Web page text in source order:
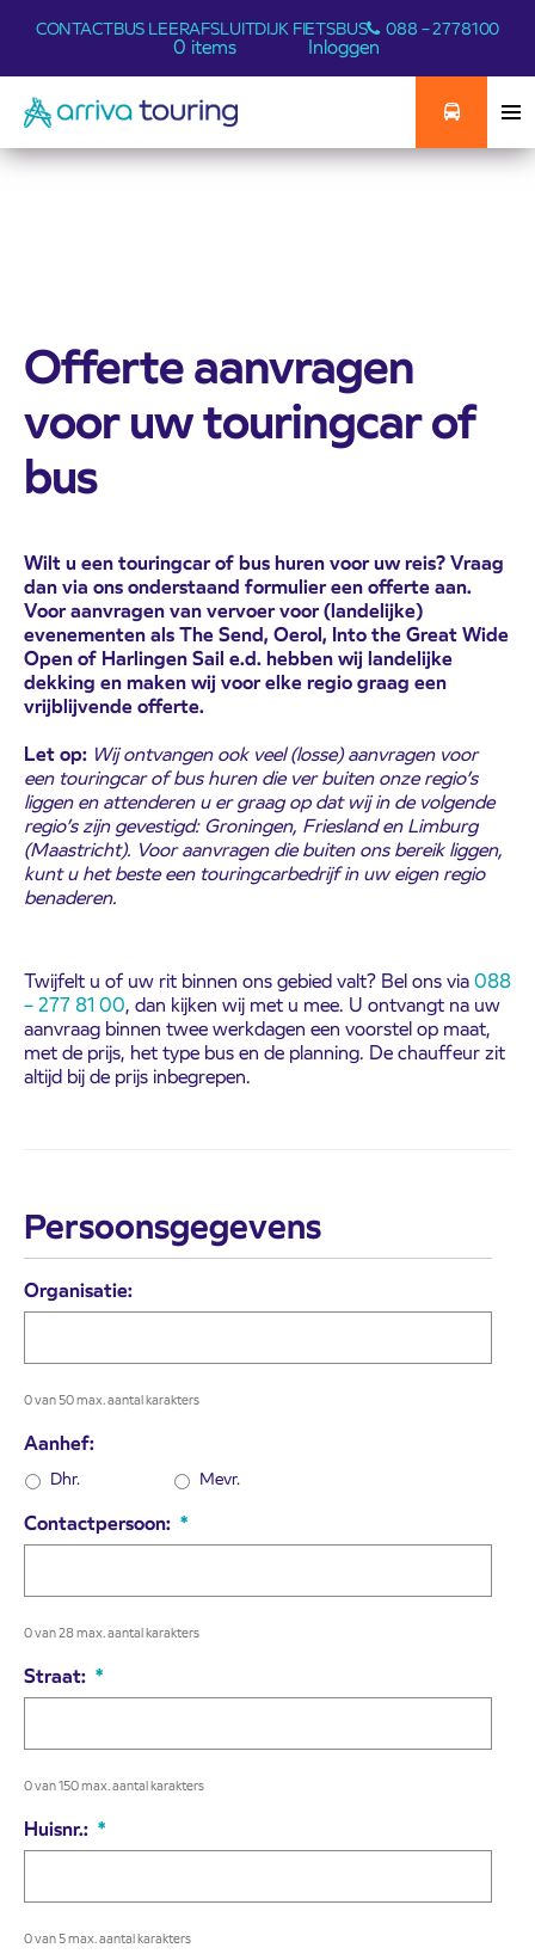
CONTACTBUS LEERAFSLUITDIJK FIETSBUS 088 – 2778100
0 items Inloggen
Offerte aanvragen
voor uw touringcar of
bus
Wilt u een touringcar of bus huren voor uw reis? Vraag
dan via ons onderstaand formulier een offerte aan.
Voor aanvragen van vervoer voor (landelijke)
evenementen als The Send, Oerol, Into the Great Wide
Open of Harlingen Sail e.d. hebben wij landelijke
dekking en maken wij voor elke regio graag een
vrijblijvende offerte.
Let op: Wij ontvangen ook veel (losse) aanvragen voor
een touringcar of bus huren die ver buiten onze regio’s
liggen en attenderen u er graag op dat wij in de volgende
regio’s zijn gevestigd: Groningen, Friesland en Limburg
(Maastricht). Voor aanvragen die buiten ons bereik liggen,
kunt u het beste een touringcarbedrijf in uw eigen regio
benaderen.
Twijfelt u of uw rit binnen ons gebied valt? Bel ons via088
– 277 81 00, dan kijken wij met u mee. U ontvangt na uw
aanvraag binnen twee werkdagen een voorstel op maat,
met de prijs, het type bus en de planning. De chauffeur zit
altijd bij de prijs inbegrepen.
Persoonsgegevens
Organisatie:
0 van 50 max. aantal karakters
Aanhef:
Dhr. Mevr.
Contactpersoon: *
0 van 28 max. aantal karakters
Straat: *
0 van 150 max. aantal karakters
Huisnr.: *
0 van 5 max. aantal karakters